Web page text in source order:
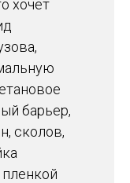
хочет
барьер,
сколов,